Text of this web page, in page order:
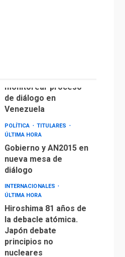
monitorear proceso
de diálogo en
Venezuela
POLÍTICA
TITULARES
ÚLTIMA HORA
Gobierno y AN2015 en
nueva mesa de
diálogo
INTERNACIONALES
ÚLTIMA HORA
Hiroshima 81 años de
la debacle atómica.
Japón debate
principios no
nucleares